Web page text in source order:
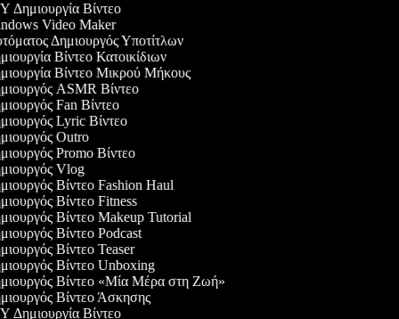
Δημιουργία Βίντεο
Video Maker
Δημιουργός Υποτίτλων
Βίντεο Κατοικίδιων
Βίντεο Μικρού Μήκους
ASMR Βίντεο
Fan Βίντεο
Lyric Βίντεο
Outro
Promo Βίντεο
Vlog
Βίντεο Fashion Haul
Βίντεο Fitness
Βίντεο Makeup Tutorial
Βίντεο Podcast
Βίντεο Teaser
Βίντεο Unboxing
Βίντεο «Μία Μέρα στη Ζωή»
Βίντεο Άσκησης
Δημιουργία Βίντεο